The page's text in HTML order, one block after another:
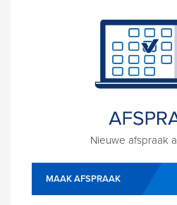
Nieuwe afspraak
MAAK AFSPRAAK